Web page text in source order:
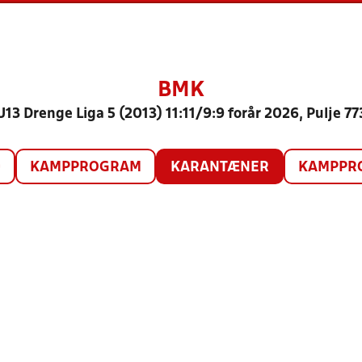
BMK
Drenge Liga 5 (2013) 11:11/9:9 forår 2026, Pulje
KAMPPROGRAM KARANTÆNER